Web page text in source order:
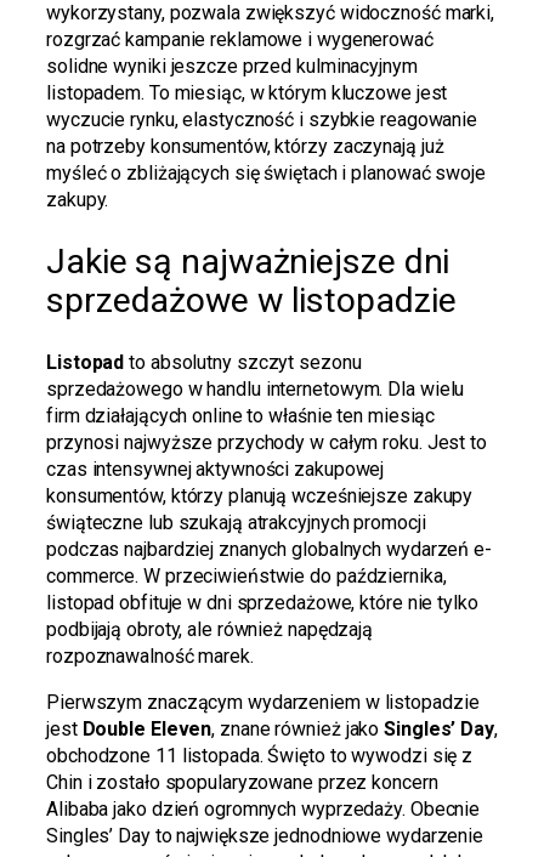
wykorzystany, pozwala zwiększyć widoczność marki,
rozgrzać kampanie reklamowe i wygenerować
solidne wyniki jeszcze przed kulminacyjnym
listopadem. To miesiąc, w którym kluczowe jest
wyczucie rynku, elastyczność i szybkie reagowanie
na potrzeby konsumentów, którzy zaczynają już
myśleć o zbliżających się świętach i planować swoje
zakupy.
Jakie są najważniejsze dni
sprzedażowe w listopadzie
Listopad to absolutny szczyt sezonu
sprzedażowego w handlu internetowym. Dla wielu
firm działających online to właśnie ten miesiąc
przynosi najwyższe przychody w całym roku. Jest to
czas intensywnej aktywności zakupowej
konsumentów, którzy planują wcześniejsze zakupy
świąteczne lub szukają atrakcyjnych promocji
podczas najbardziej znanych globalnych wydarzeń e-
commerce. W przeciwieństwie do października,
listopad obfituje w dni sprzedażowe, które nie tylko
podbijają obroty, ale również napędzają
rozpoznawalność marek.
Pierwszym znaczącym wydarzeniem w listopadzie
jest Double Eleven, znane również jakoSingles’ Day,
obchodzone 11 listopada. Święto to wywodzi się z
Chin i zostało spopularyzowane przez koncern
Alibaba jako dzień ogromnych wyprzedaży. Obecnie
Singles’ Day to największe jednodniowe wydarzenie